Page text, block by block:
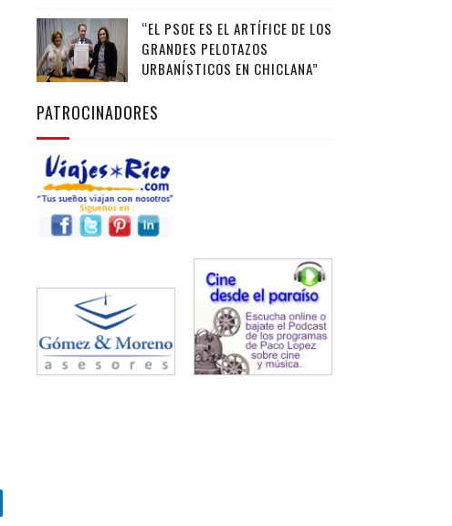
“EL PSOE ES EL ARTÍFICE DE LOS
GRANDES PELOTAZOS
URBANÍSTICOS EN CHICLANA”
PATROCINADORES